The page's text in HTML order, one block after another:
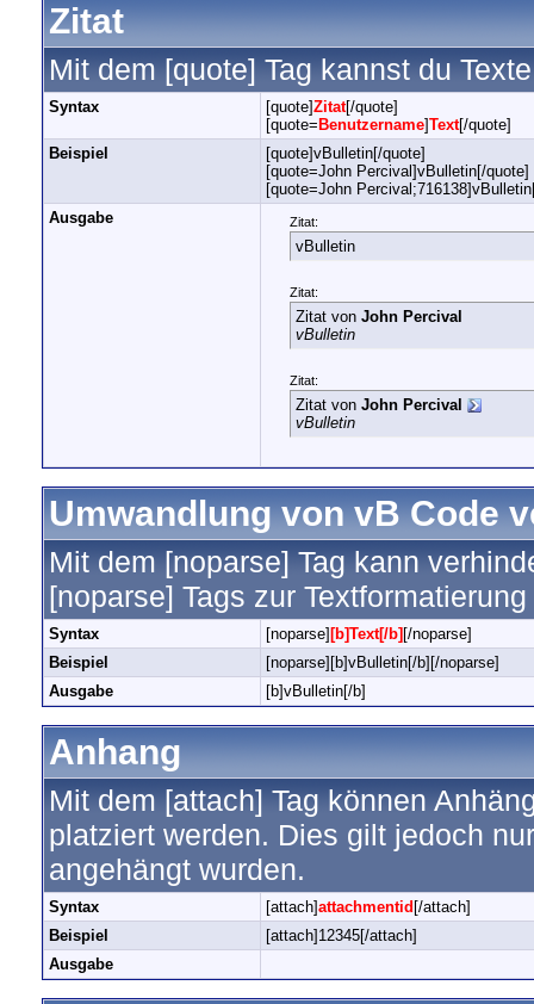
Zitat
Mit dem [quote] Tag kannst du
Syntax [quote]Zitat[/quote]
[quote= Benutzername]Text[/quote]
Beispiel
[quote]vBulletin[/quote]
[quote=John Percival]vBulletin[/quote]
[quote=John
Ausgabe
Zitat:
vBulletin
Zitat:
Zitat von John Percival
vBulletin
Zitat:
Zitat von John Percival
vBulletin
Umwandlung von vB Code
Mit dem [noparse] Tag kann
[noparse] Tags zur
Syntax [noparse] [b]Text[/b] [/noparse]
Beispiel
[noparse][b]vBulletin[/b][/noparse]
Ausgabe
[b]vBulletin[/b]
Anhang
Mit dem [attach] Tag können
platziert werden. Dies gilt jedoch
angehängt wurden.
Syntax [attach]attachmentid [/attach]
Beispiel
[attach]12345[/attach]
Ausgabe